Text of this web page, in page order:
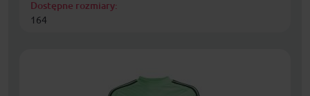
Dostępne rozmiary:
164